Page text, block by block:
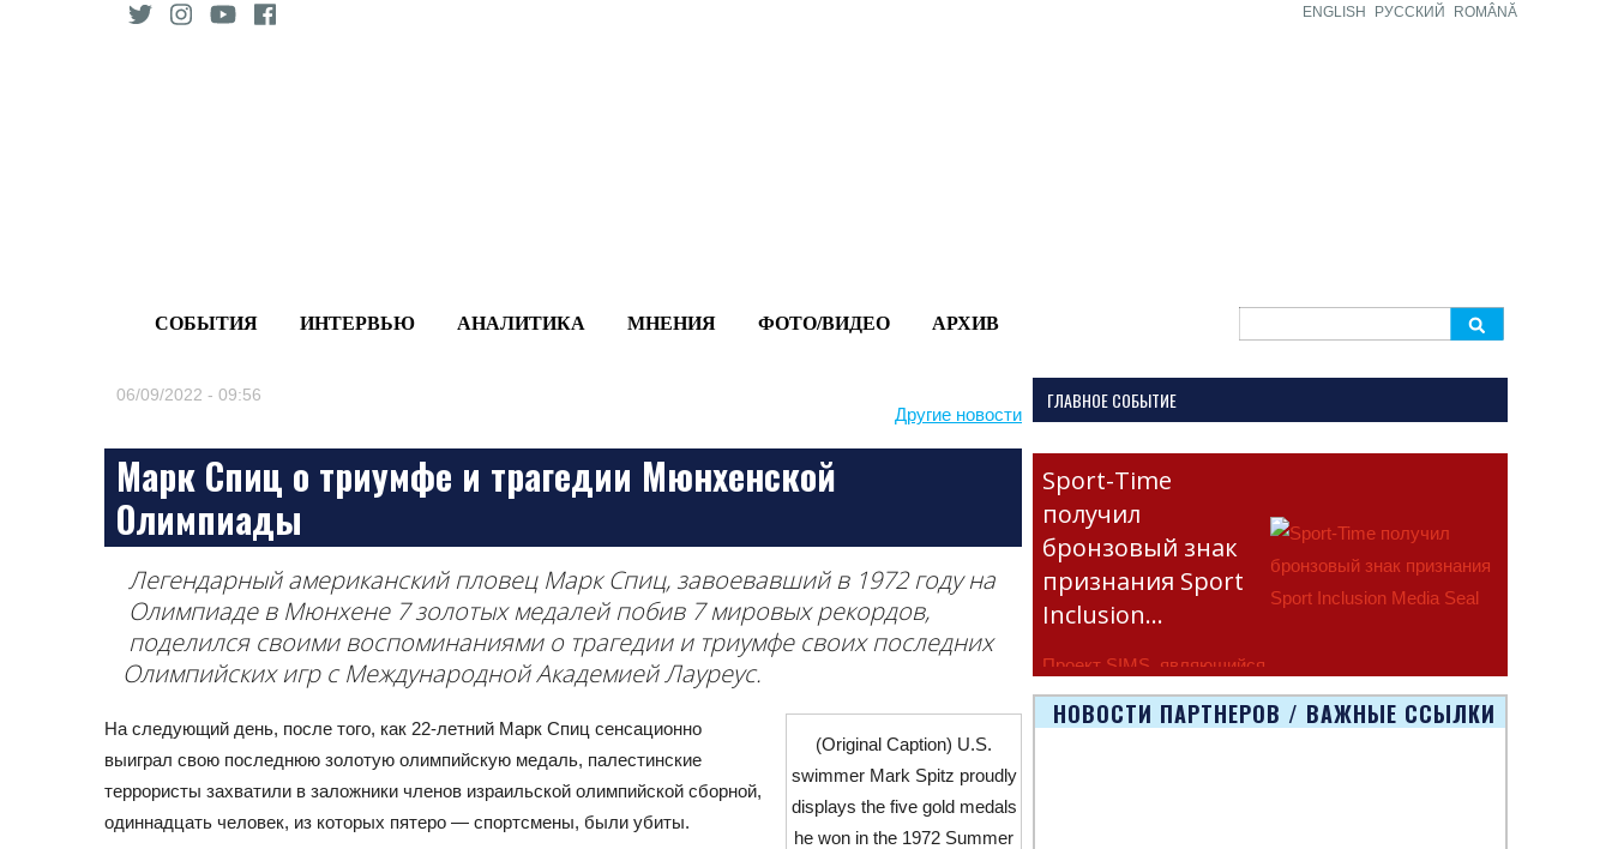
ENGLISH РУССКИЙ ROMÂNĂ
СОБЫТИЯ ИНТЕРВЬЮ АНАЛИТИКА МНЕНИЯ ФОТО/ВИДЕО АРХИВ
Другие новости
06/09/2022 - 09:56
Марк Спиц о триумфе и трагедии Мюнхенской
Олимпиады
Легендарный американский пловец Марк Спиц, завоевавший в 1972 году на
Олимпиаде в Мюнхене 7 золотых медалей побив 7 мировых рекордов,
поделился своими воспоминаниями о трагедии и триумфе своих последних
Олимпийских игр с Международной Академией Лауреус.
(Original Caption) U.S.
swimmer Mark Spitz proudly
displays the five gold medals
he won in the 1972 Summer
На следующий день, после того, как 22-летний Марк Спиц сенсационно
выиграл свою последнюю золотую олимпийскую медаль, палестинские
террористы захватили в заложники членов израильской олимпийской сборной,
одиннадцать человек, из которых пятеро — спортсмены, были убиты.
ГЛАВНОЕ СОБЫТИЕ
Sport-Time
получил
бронзовый знак
признания Sport
Inclusion…
Проект SIMS, являющийся
частью программы
Erasmus+ Европейско
НОВОСТИ ПАРТНЕРОВ / ВАЖНЫЕ ССЫЛКИ